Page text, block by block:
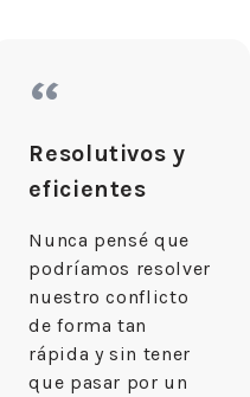
“
Resolutivos y
eficientes
Nunca pensé que
podríamos resolver
nuestro conflicto
de forma tan
rápida y sin tener
que pasar por un